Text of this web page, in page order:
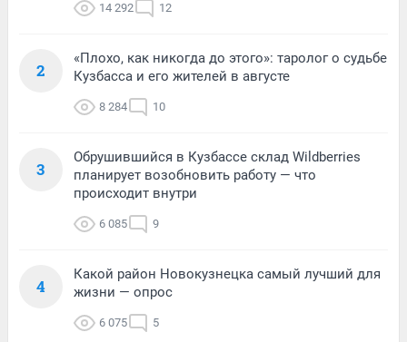
14 292 12
2
«Плохо, как никогда до этого»: таролог о судьбе
Кузбасса и его жителей в августе
8 284 10
3
Обрушившийся в Кузбассе склад Wildberries
планирует возобновить работу — что
происходит внутри
6 085 9
4
Какой район Новокузнецка самый лучший для
жизни — опрос
6 075 5